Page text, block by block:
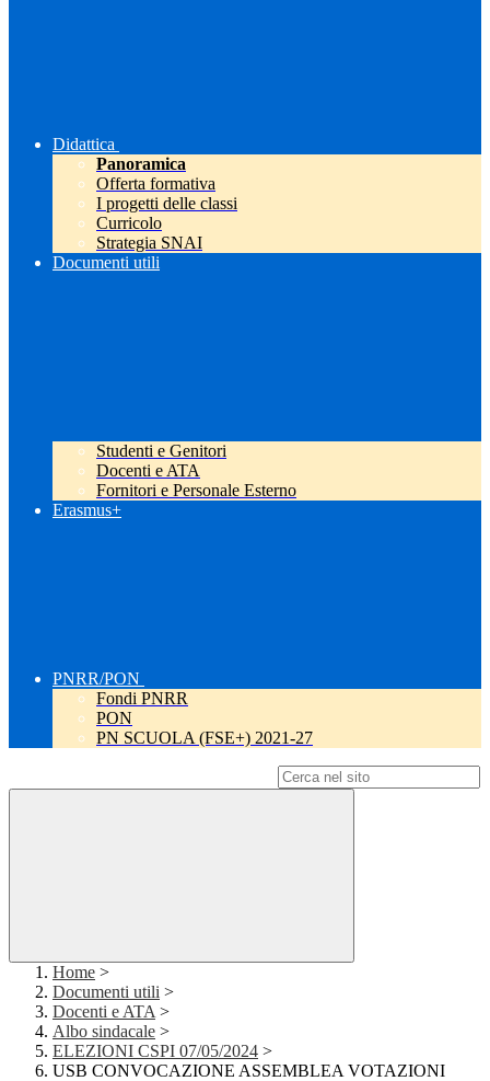
Didattica
Panoramica
Offerta formativa
I progetti delle classi
Curricolo
Strategia SNAI
Documenti utili
Studenti e Genitori
Docenti e ATA
Fornitori e Personale Esterno
Erasmus+
PNRR/PON
Fondi PNRR
PON
PN SCUOLA (FSE+) 2021-27
Home >
Documenti utili >
Docenti e ATA >
Albo sindacale >
ELEZIONI CSPI 07/05/2024 >
USB CONVOCAZIONE ASSEMBLEA VOTAZIONI